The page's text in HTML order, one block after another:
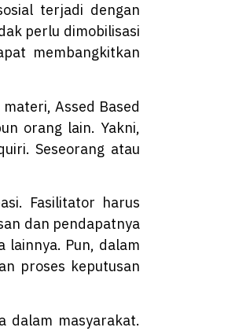
terjadi dengan
perlu dimobilisasi
membangkitkan
Assed Based
orang lain. Yakni,
Seseorang atau
Fasilitator harus
dan pendapatnya
lainnya. Pun, dalam
proses keputusan
dalam masyarakat.